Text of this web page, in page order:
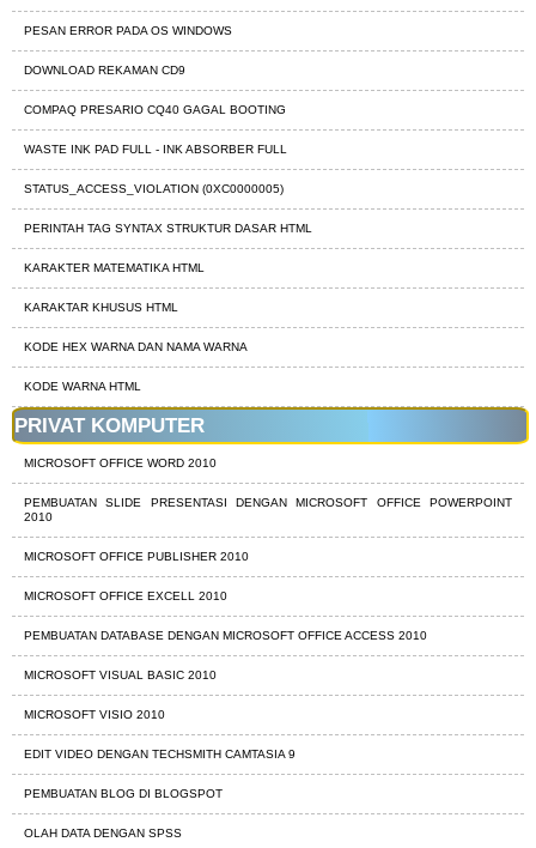
PESAN ERROR PADA OS WINDOWS
DOWNLOAD REKAMAN CD9
COMPAQ PRESARIO CQ40 GAGAL BOOTING
WASTE INK PAD FULL - INK ABSORBER FULL
STATUS_ACCESS_VIOLATION (0XC0000005)
PERINTAH TAG SYNTAX STRUKTUR DASAR HTML
KARAKTER MATEMATIKA HTML
KARAKTAR KHUSUS HTML
KODE HEX WARNA DAN NAMA WARNA
KODE WARNA HTML
PRIVAT KOMPUTER
MICROSOFT OFFICE WORD 2010
PEMBUATAN SLIDE PRESENTASI DENGAN MICROSOFT OFFICE POWERPOINT
2010
MICROSOFT OFFICE PUBLISHER 2010
MICROSOFT OFFICE EXCELL 2010
PEMBUATAN DATABASE DENGAN MICROSOFT OFFICE ACCESS 2010
MICROSOFT VISUAL BASIC 2010
MICROSOFT VISIO 2010
EDIT VIDEO DENGAN TECHSMITH CAMTASIA 9
PEMBUATAN BLOG DI BLOGSPOT
OLAH DATA DENGAN SPSS